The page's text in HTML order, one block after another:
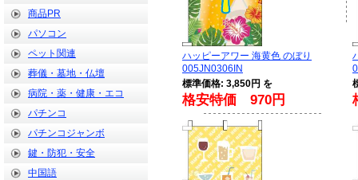
商品PR
パソコン
ペット関連
葬儀・墓地・仏壇
病院・薬・健康・エコ
パチンコ
パチンコジャンボ
鍵・防犯・安全
中国語
ハッピーアワー 海黄色 のぼり
005JN0306IN
標準価格: 3,850円 を
格安特価 970円